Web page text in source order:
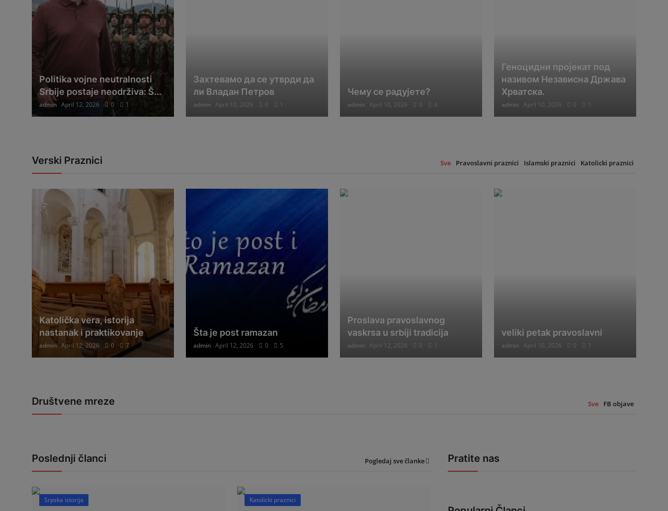
Politika vojne neutralnosti
Srbije postaje neodrživa: Š...
admin April 12, 2026 0 1
Захтевамо да се утврди да
ли Владан Петров
admin April 10, 2026 0 1
Чему се радујете?
admin April 10, 2026 0 4
Геноцидни пројекат под
називом Независна Држава
Хрватска.
admin April 10, 2026 0 1
Verski Praznici Sve Pravoslavni praznici Islamski praznici Katolicki praznici
Katolička vera, istorija
nastanak i praktikovanje
admin April 12, 2026 0 7
Šta je post ramazan
admin April 12, 2026 0 5
Proslava pravoslavnog
vaskrsa u srbiji tradicija
admin April 12, 2026 0 1
veliki petak pravoslavni
admin April 10, 2026 0 1
Društvene mreze Sve FB objave
Poslednji članci Pogledaj sve članke
Srpska istorija Katolicki praznici
Pratite nas